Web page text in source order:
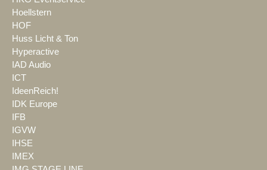
Hoellstern
HOF
Huss Licht & Ton
Hyperactive
IAD Audio
ICT
IdeenReich!
IDK Europe
IFB
IGVW
IHSE
IMEX